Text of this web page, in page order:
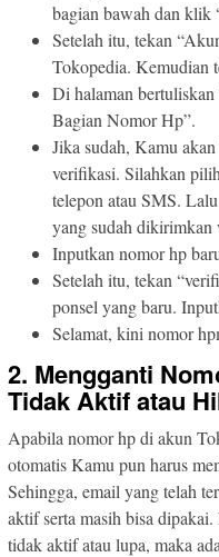
bagian bawah dan klik
Setelah itu, tekan
Tokopedia. Kemudian
Di halaman
Bagian Nomor Hp”.
Jika sudah, Kamu
verifikasi. Silahkan
telepon atau SMS.
yang sudah dikirimkan
Inputkan nomor hp
Setelah itu, tekan
ponsel yang baru.
Selamat, kini nomor
2. Mengganti
Tidak Aktif atau
Apabila nomor hp di akun
otomatis Kamu pun harus
Sehingga, email yang telah
aktif serta masih bisa
tidak aktif atau lupa, maka